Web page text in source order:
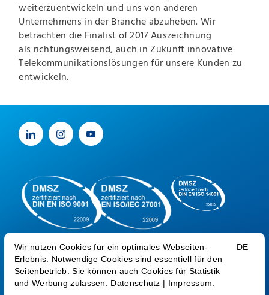
weiterzuentwickeln und uns von anderen
Unternehmens in der Branche abzuheben. Wir
betrachten die Finalist of 2017 Auszeichnung
als richtungsweisend, auch in Zukunft innovative
Telekommunikationslösungen für unsere Kunden zu
entwickeln.